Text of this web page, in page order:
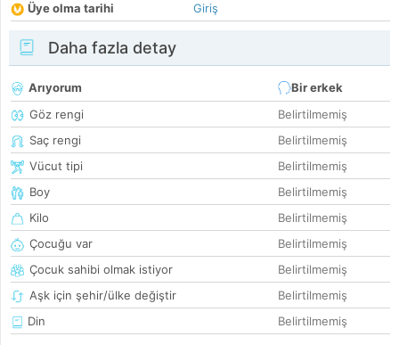
Üye olma tarihi
Giriş
Daha fazla detay
Arıyorum
Bir erkek
Göz rengi
Belirtilmemiş
Saç rengi
Belirtilmemiş
Vücut tipi
Belirtilmemiş
Boy
Belirtilmemiş
Kilo
Belirtilmemiş
Çocuğu var
Belirtilmemiş
Çocuk sahibi olmak istiyor
Belirtilmemiş
Aşk için şehir/ülke değiştir
Belirtilmemiş
Din
Belirtilmemiş